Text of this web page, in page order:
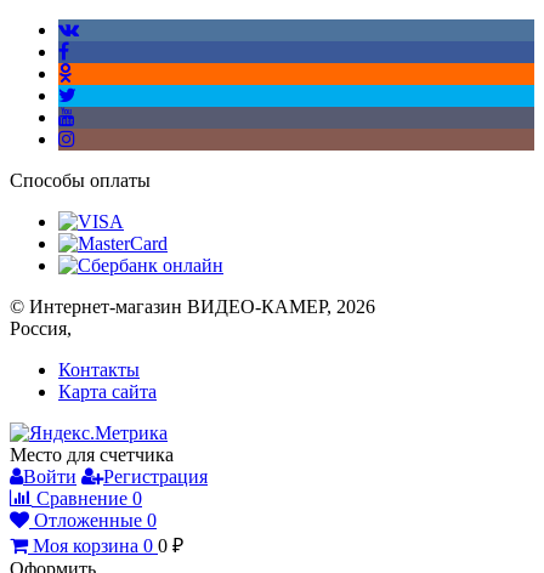
Способы оплаты
© Интернет-магазин ВИДЕО-КАМЕР, 2026
Россия,
Контакты
Карта сайта
Место для счетчика
Войти
Регистрация
Сравнение 0
Отложенные 0
Моя корзина 0 0 ₽
Оформить